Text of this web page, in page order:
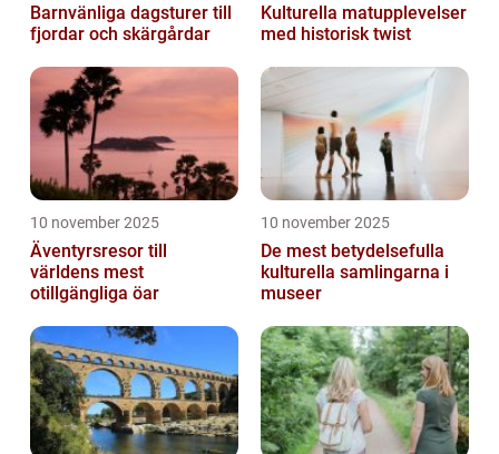
Barnvänliga dagsturer till
fjordar och skärgårdar
Kulturella matupplevelser
med historisk twist
10 november 2025
Äventyrsresor till
världens mest
otillgängliga öar
10 november 2025
De mest betydelsefulla
kulturella samlingarna i
museer